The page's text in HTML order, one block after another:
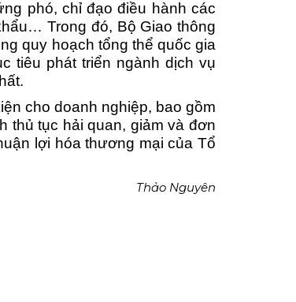
phó, chỉ đạo điều hành các
Trong đó, Bộ Giao thông
quy hoạch tổng thể quốc gia
tiêu phát triển ngành dịch vụ
cho doanh nghiệp, bao gồm
thủ tục hải quan, giảm và đơn
lợi hóa thương mại của Tổ
Thảo Nguyên